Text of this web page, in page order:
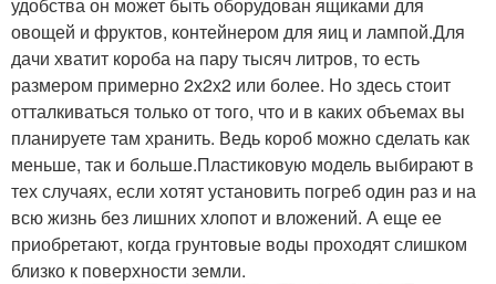
овощей и фруктов, контейнером для яиц и лампой.Для
дачи хватит короба на пару тысяч литров, то есть
размером примерно 2х2х2 или более. Но здесь стоит
отталкиваться только от того, что и в каких объемах вы
планируете там хранить. Ведь короб можно сделать как
меньше, так и больше.Пластиковую модель выбирают в
тех случаях, если хотят установить погреб один раз и на
всю жизнь без лишних хлопот и вложений. А еще ее
приобретают, когда грунтовые воды проходят слишком
близко к поверхности земли.